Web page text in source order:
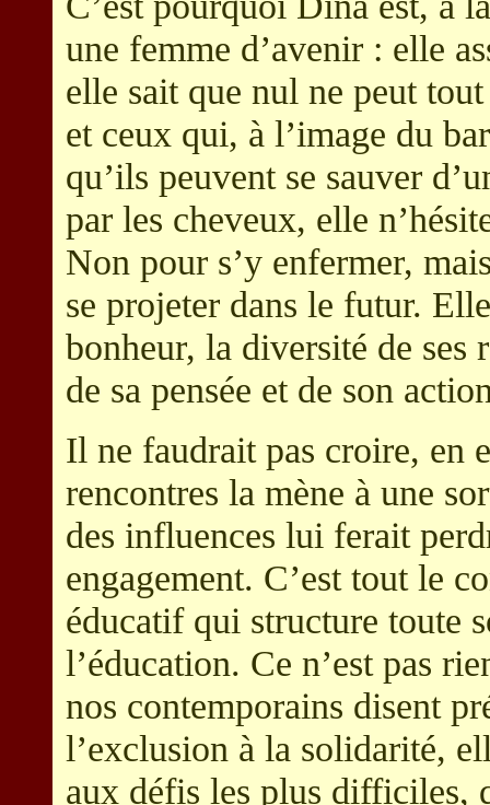
une femme d’avenir : elle
elle sait que nul ne peut
et ceux qui, à l’image du
qu’ils peuvent se sauver
par les cheveux, elle
Non pour s’y enfermer,
se projeter dans le futur.
bonheur, la diversité de ses
de sa pensée et de son
Il ne faudrait pas croire, en
rencontres la mène à une
des influences lui ferait
engagement. C’est tout le
éducatif qui structure toute
l’éducation. Ce n’est pas
nos contemporains disent
l’exclusion à la solidarité,
aux défis les plus difficiles,